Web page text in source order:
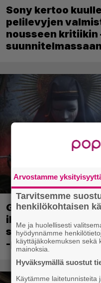
Sony kertoo
pelilevyjen
nousseen kritiikin
suunnitelmassaan
Ghost Recon 25
ilmaiseksi Ghost
sekä merkittävä
-päivitys
Arvostamme
Tarvitsemme
henkilökohtaisen
Me ja huolellisesti
hyödynnämme
käyttäjäkokemuksen sekä
mainoksia.
Hyväksymällä suostut
Käytämme laitetunnisteita